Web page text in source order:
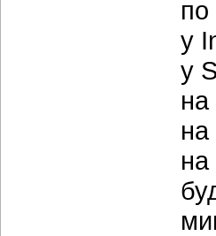
у
у
на